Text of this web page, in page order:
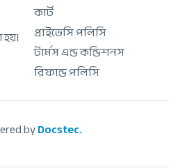
কার্ট
প্রাইভেসি পলিসি
টার্মস এন্ড কন্ডিশনস
রিফান্ড পলিসি
byDocstec.